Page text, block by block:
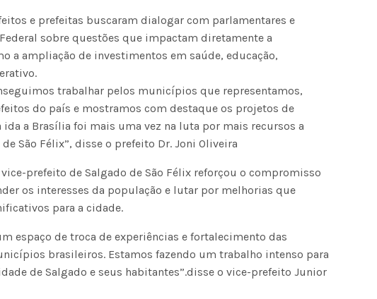
e prefeitas buscaram dialogar com parlamentares e
sobre questões que impactam diretamente a
a ampliação de investimentos em saúde, educação,
trabalhar pelos municípios que representamos,
do país e mostramos com destaque os projetos de
ida a Brasília foi mais uma vez na luta por mais recursos a
São Félix”, disse o prefeito Dr. Joni Oliveira
prefeito de Salgado de São Félix reforçou o compromisso
os interesses da população e lutar por melhorias que
para a cidade.
espaço de troca de experiências e fortalecimento das
brasileiros. Estamos fazendo um trabalho intenso para
de Salgado e seus habitantes”.disse o vice-prefeito Junior
Seinfra realiza serviços de tapa-
buraco em quase 50 bairros nesta
quinta-feira